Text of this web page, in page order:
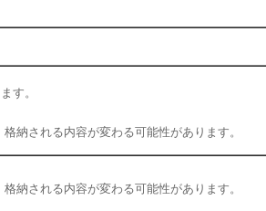
す。
納される内容が変わる可能性があります。
納される内容が変わる可能性があります。